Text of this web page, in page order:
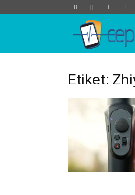
Etiket: